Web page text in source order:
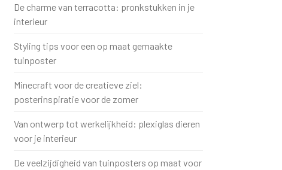
De charme van terracotta: pronkstukken in je
interieur
Styling tips voor een op maat gemaakte
tuinposter
Minecraft voor de creatieve ziel:
posterinspiratie voor de zomer
Van ontwerp tot werkelijkheid: plexiglas dieren
voor je interieur
De veelzijdigheid van tuinposters op maat voor